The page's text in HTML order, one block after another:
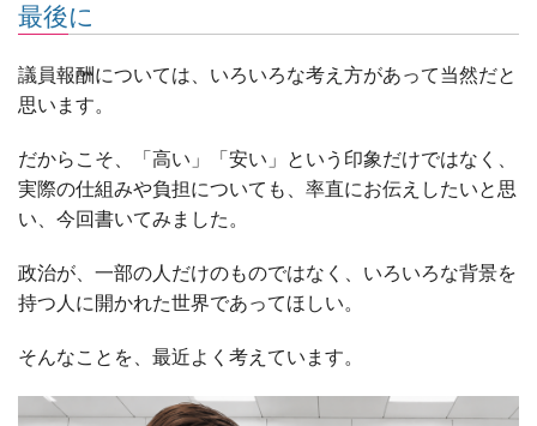
最後に
議員報酬については、いろいろな考え方があって当然だと
思います。
だからこそ、「高い」「安い」という印象だけではなく、
実際の仕組みや負担についても、率直にお伝えしたいと思
い、今回書いてみました。
政治が、一部の人だけのものではなく、いろいろな背景を
持つ人に開かれた世界であってほしい。
そんなことを、最近よく考えています。